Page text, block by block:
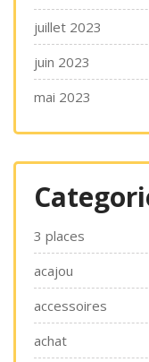
juillet 2023
juin 2023
mai 2023
3 places
acajou
accessoires
achat